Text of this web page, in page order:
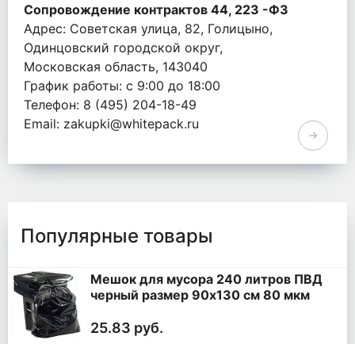
Сопровождение контрактов 44, 223 -ФЗ
Адрес: Советская улица, 82, Голицыно,
Одинцовский городской округ,
Московская область, 143040
График работы: с 9:00 до 18:00
Телефон: 8 (495) 204-18-49
Email: zakupki@whitepack.ru
Популярные товары
Мешок для мусора 240 литров ПВД
черный размер 90x130 см 80 мкм
25.83 руб.